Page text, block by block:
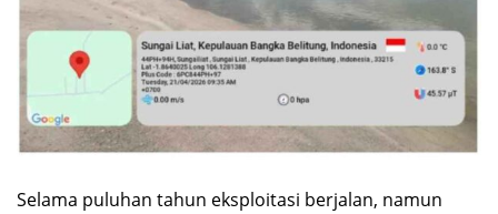
Selama puluhan tahun eksploitasi berjalan, namun